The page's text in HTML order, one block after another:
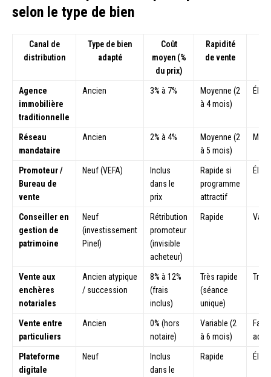
selon le type de bien
Canal de
distribution
Type de bien
adapté
Coût
moyen (%
du prix)
Rapidité
de vente
Agence
immobilière
traditionnelle
Ancien 3% à 7%
Moyenne (2
à 4 mois)
Réseau
mandataire
Ancien 2% à 4%
Moyenne (2
à 5 mois)
Promoteur /
Bureau de
vente
Neuf (VEFA)
Inclus
dans le
prix
Rapide si
programme
attractif
Conseiller en
gestion de
patrimoine
Neuf
(investissement
Pinel)
Rétribution
promoteur
(invisible
acheteur)
Rapide
Vente aux
enchères
notariales
Ancien atypique
/ succession
8% à 12%
(frais
inclus)
Très rapide
(séance
unique)
Très
Vente entre
particuliers
Ancien
0% (hors
notaire)
Variable (2
à 6 mois)
Plateforme
digitale
Neuf
Inclus
dans le
Rapide